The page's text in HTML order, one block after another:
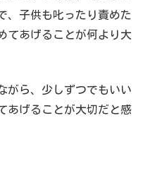
、子供も叱ったり責めた
てあげることが何より大
がら、少しずつでもいい
あげることが大切だと感